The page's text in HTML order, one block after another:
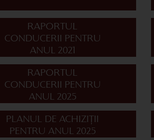
RAPORTUL
CONDUCERII PENTRU
ANUL 2021
RAPORTUL
CONDUCERII PENTRU
ANUL 2025
PLANUL DE ACHIZIȚII
PENTRU ANUL 2025